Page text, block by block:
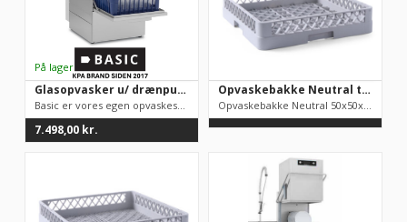
Glasopvasker u/ drænpumpe, BASIC –
Basic er vores egen opvaskeserie. Maskinerne er produceret i I...
7.498,00 kr.
Opvaskebakke Neutral til industriopvasker
Opvaskebakke Neutral 50x50x10 cmFås også til tallerkener og gl...